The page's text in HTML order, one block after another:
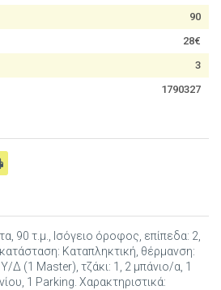
90
28€
3
1790327
90 τ.μ., Ισόγειο όροφος, επίπεδα: 2,
Καταπληκτική, θέρμανση:
Δ (1 Master), τζάκι: 1, 2 μπάνιο/α, 1
1 Parking. Χαρακτηριστικά: